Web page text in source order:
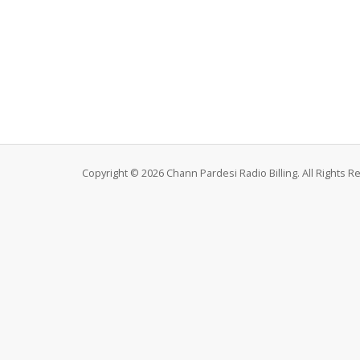
Copyright © 2026 Chann Pardesi Radio Billing. All Rights